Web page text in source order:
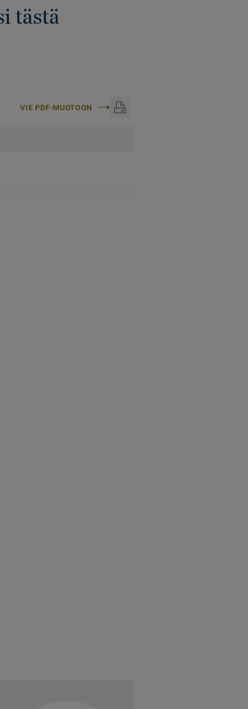
tästä
VIE PDF-MUOTOON